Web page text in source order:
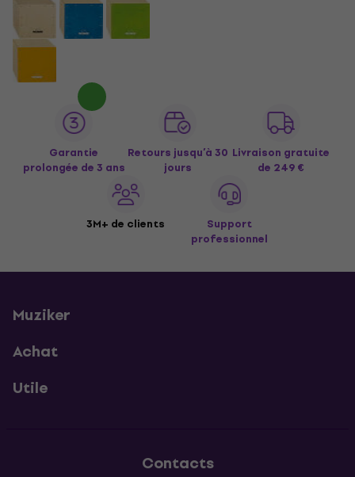
Garantie
prolongée de 3 ans
Retours jusqu’à 30
jours
Livraison gratuite
de 249 €
3M+ de clients
Support
professionnel
Muziker
Achat
Utile
Contacts